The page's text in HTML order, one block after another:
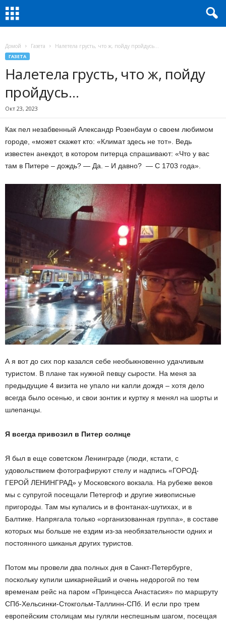
Домой Газета Налетела грусть, что ж, пойду пройдусь…
ГАЗЕТА
Налетела грусть, что ж, пойду
пройдусь…
Окт 23, 2023
Как пел незабвенный Александр Розенбаум о своем любимом
городе, «может скажет кто: «Климат здесь не тот». Ведь
известен анекдот, в котором питерца спрашивают: «Что у вас
там в Питере – дождь? — Да. – И давно? — С 1703 года».
А я вот до сих пор казался себе необыкновенно удачливым
туристом. В плане так нужной певцу сырости. На меня за
предыдущие 4 визита не упало ни капли дождя – хотя дело
всегда было осенью, и свои зонтик и куртку я менял на шорты и
шлепанцы.
Я всегда привозил в Питер солнце
Я был в еще советском Ленинграде (люди, кстати, с
удовольствием фотографируют стелу и надпись «ГОРОД-
ГЕРОЙ ЛЕНИНГРАД» у Московского вокзала. На рубеже веков
мы с супругой посещали Петергоф и другие живописные
пригороды. Там мы купались и в фонтанах-шутихах, и в
Балтике. Напрягала только «организованная группа», в составе
которых мы больше не ездим из-за необязательности одних и
постоянного шиканья других туристов.
Потом мы провели два полных дня в Санкт-Петербурге,
поскольку купили шикарнейший и очень недорогой по тем
временам рейс на паром «Принцесса Анастасия» по маршруту
СПб-Хельсинки-Стокгольм-Таллинн-СПб. И если про трем
европейским столицам мы гуляли неспешным шагом, посещая